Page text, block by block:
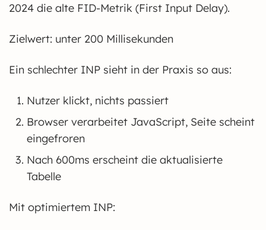
2024 die alte FID-Metrik (First Input Delay).
Zielwert: unter 200 Millisekunden
Ein schlechter INP sieht in der Praxis so aus:
Nutzer klickt, nichts passiert
Browser verarbeitet JavaScript, Seite scheint
eingefroren
Nach 600ms erscheint die aktualisierte
Tabelle
Mit optimiertem INP: